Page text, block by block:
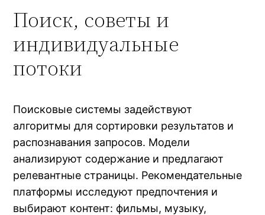
Поиск, советы и
индивидуальные
потоки
Поисковые системы задействуют
алгоритмы для сортировки результатов и
распознавания запросов. Модели
анализируют содержание и предлагают
релевантные страницы. Рекомендательные
платформы исследуют предпочтения и
выбирают контент: фильмы, музыку,